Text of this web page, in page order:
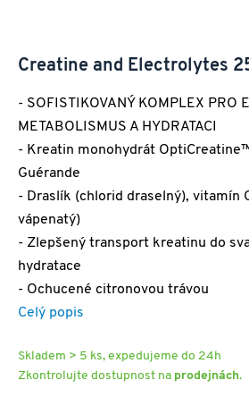
Creatine and Electrolytes
- SOFISTIKOVANÝ KOMPLEX PRO
METABOLISMUS A HYDRATACI
- Kreatin monohydrát
Guérande
- Draslík (chlorid draselný), vitamín
vápenatý)
- Zlepšený transport kreatinu do
hydratace
- Ochucené citronovou trávou
Celý popis
Skladem > 5 ks, expedujeme do 24h
Zkontrolujte dostupnost na prodejnách.